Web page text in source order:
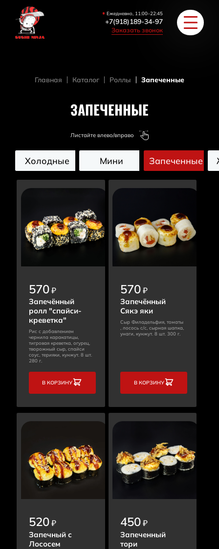
Ежедневно, 11:00–22:45
+7(918)189-34-97
Заказать звонок
ПИЦЦА/БУРГЕРЫ
ЗАКУСКИ / СУПЫ
COУС / ИМБИРЬ
HAПИТКИ
Главная Каталог Роллы Запеченные
ЗАПЕЧЕННЫЕ
Листайте влево/вправо
Холодные Мини Запеченные
570₽
Запечённый
ролл "спайси-
креветка"
Рис с добавлением
чернила каракатицы,
тигровая креветка, огурец,
творожный сыр, спайси
соус, терияки, кунжут. 8 шт.
280 г.
В КОРЗИНУ
570₽
Запечённый
Сякэ яки
Сыр Филадельфия, томаты
, лосось с/с, сырная шапка,
унаги, кунжут. 8 шт. 300 г.
В КОРЗИНУ
520₽
Запечный с
Лососем
450₽
Запеченный
тори